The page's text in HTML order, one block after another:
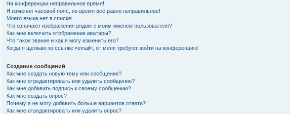
На конференции неправильное время!
Я изменил часовой пояс, но время всё равно неправильное!
Моего языка нет в списке!
Что означают изображения рядом с моим именем пользователя?
Как мне включить отображение аватары?
Что такое звание и как я могу изменить его?
Когда я щёлкаю по ссылке «email», от меня требуют войти на конференцию!
Создание сообщений
Как мне создать новую тему или сообщение?
Как мне отредактировать или удалить сообщение?
Как мне добавить подпись к своему сообщению?
Как мне создать опрос?
Почему я не могу добавить больше вариантов ответа?
Как мне отредактировать или удалить опрос?